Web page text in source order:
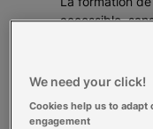
accessible,
d'Ollioules par
professionnelle
Echangez
We need your click!
Cookies help us to
engagement